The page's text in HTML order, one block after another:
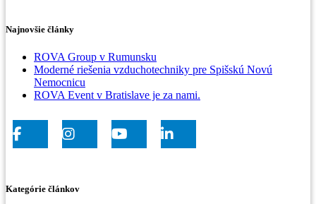
Najnovšie články
ROVA Group v Rumunsku
Moderné riešenia vzduchotechniky pre Spišskú Novú
Nemocnicu
ROVA Event v Bratislave je za nami.
Kategórie článkov